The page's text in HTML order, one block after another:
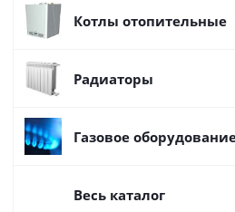
Котлы отопительные
Радиаторы
Газовое
Весь каталог